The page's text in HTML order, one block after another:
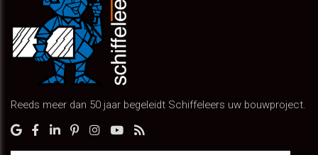
Reeds meer dan 50 jaar begeleidt Schiffeleers uw bouwproject.